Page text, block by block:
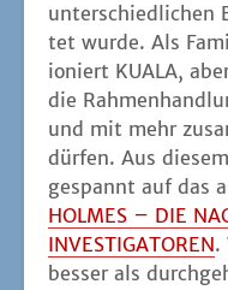
unter­schied­li­chen
tet wur­de. Als
io­niert KUALA,
die
und mit mehr
dür­fen. Aus
gespannt auf das
HOLMES – DIE
INVESTIGATOREN.
bes­ser als